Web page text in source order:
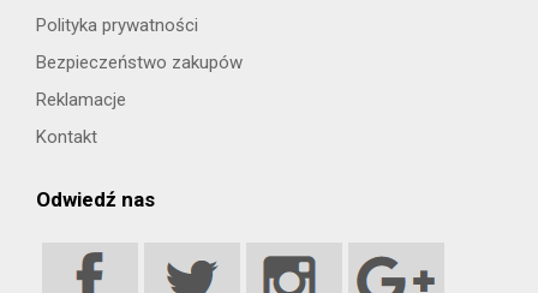
Polityka prywatności
Bezpieczeństwo zakupów
Reklamacje
Kontakt
Odwiedź nas